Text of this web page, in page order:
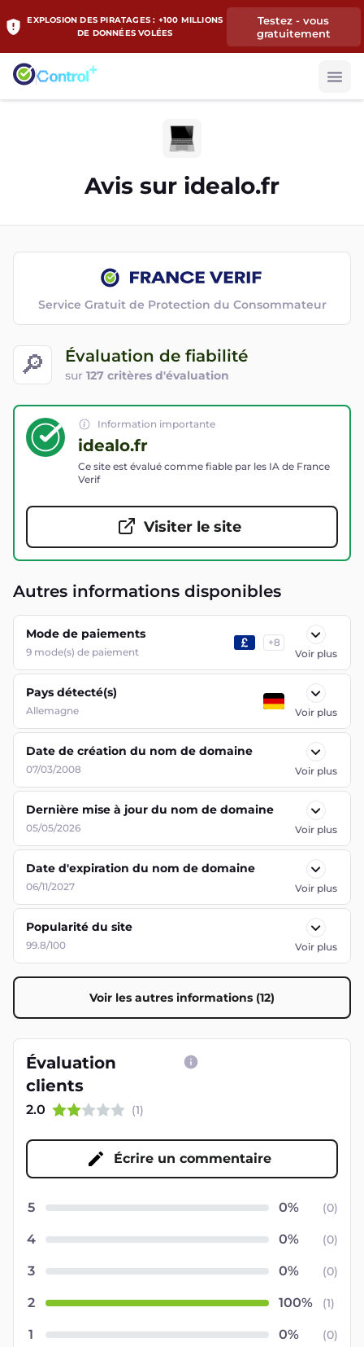
EXPLOSION DES PIRATAGES : +100 MILLIONS
DE DONNÉES VOLÉES
Testez - vous
gratuitement
Avis sur idealo.fr
🔎 Évaluation de fiabilité
sur 127 critères d'évaluation
Service Gratuit de Protection du Consommateur
Information importante
idealo.fr
Ce site est évalué comme fiable par les IA de France
Verif
Visiter le site
Autres informations disponibles
Mode de paiements
9 mode(s) de paiement
+8
Voir plus
Pays détecté(s)
Allemagne Voir plus
Date de création du nom de domaine
07/03/2008 Voir plus
Dernière mise à jour du nom de domaine
05/05/2026 Voir plus
Date d'expiration du nom de domaine
06/11/2027 Voir plus
Popularité du site
99.8/100 Voir plus
Voir les autres informations (12)
Évaluation
clients
2.0 (1)
Écrire un commentaire
5 (0)
4 (0)
3 (0)
2 (1)
1 (0)